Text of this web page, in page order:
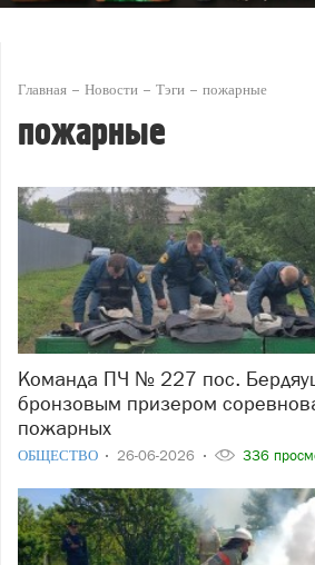
Главная Новости Тэги пожарные
пожарные
Команда ПЧ № 227 пос. Бердяуш стала
бронзовым призером
пожарных
ОБЩЕСТВО 26-06-2026 336